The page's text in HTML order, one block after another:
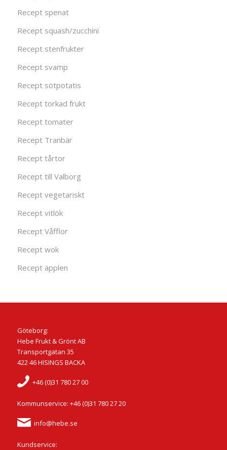
Recept spenat
Recept squash/zucchini
Recept stenfrukter
Recept svamp
Recept sötpotatis
Recept torkad frukt
Recept tomater
Recept Tranbär
Recept tårtor
Recept till Valborg
Recept vegetariskt
Recept vitlök
Recept Våfflor
Recept wok
Recept äpplen
Göteborg:
Hebe Frukt & Grönt AB
Transportgatan 35
422 46 HISINGS BACKA
+46 (0)31 780 27 00
Kommunservice: +46 (0)31 780 27 20
info@hebe.se
Kundservice: